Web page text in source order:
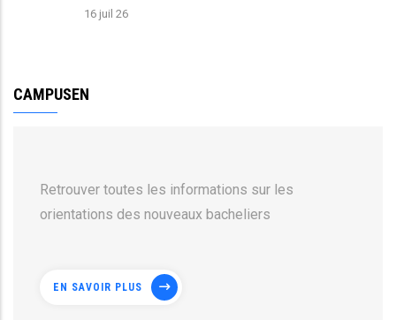
16 juil 26
CAMPUSEN
Retrouver toutes les informations sur les
orientations des nouveaux bacheliers
EN SAVOIR PLUS